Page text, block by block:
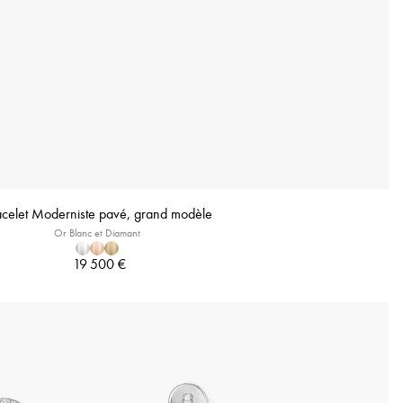
Moderniste pavé, grand modèle
Or Blanc et Diamant
19 500 €